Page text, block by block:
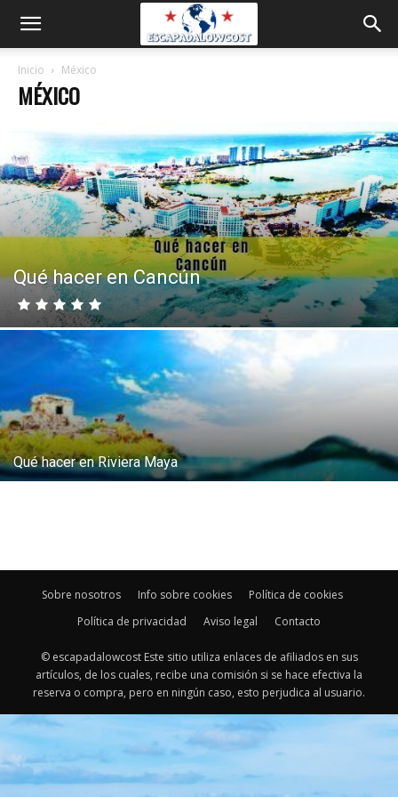
Inicio México
MÉXICO
Qué hacer en Cancún
Qué hacer en Riviera Maya
Sobre nosotros Info sobre cookies
Política de cookies
Política de privacidad
Aviso legal Contacto
© escapadalowcost Este sitio utiliza enlaces de afiliados en sus
artículos, de los cuales, recibe una comisión si se hace efectiva la
reserva o compra, pero en ningún caso, esto perjudica al usuario.